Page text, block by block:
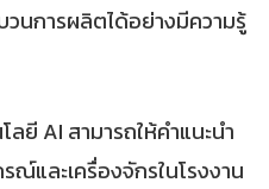
วนการผลิตได้อย่างมีความรู้
ลยี AI สามารถให้คำแนะนำ
ณ์และเครื่องจักรในโรงงาน